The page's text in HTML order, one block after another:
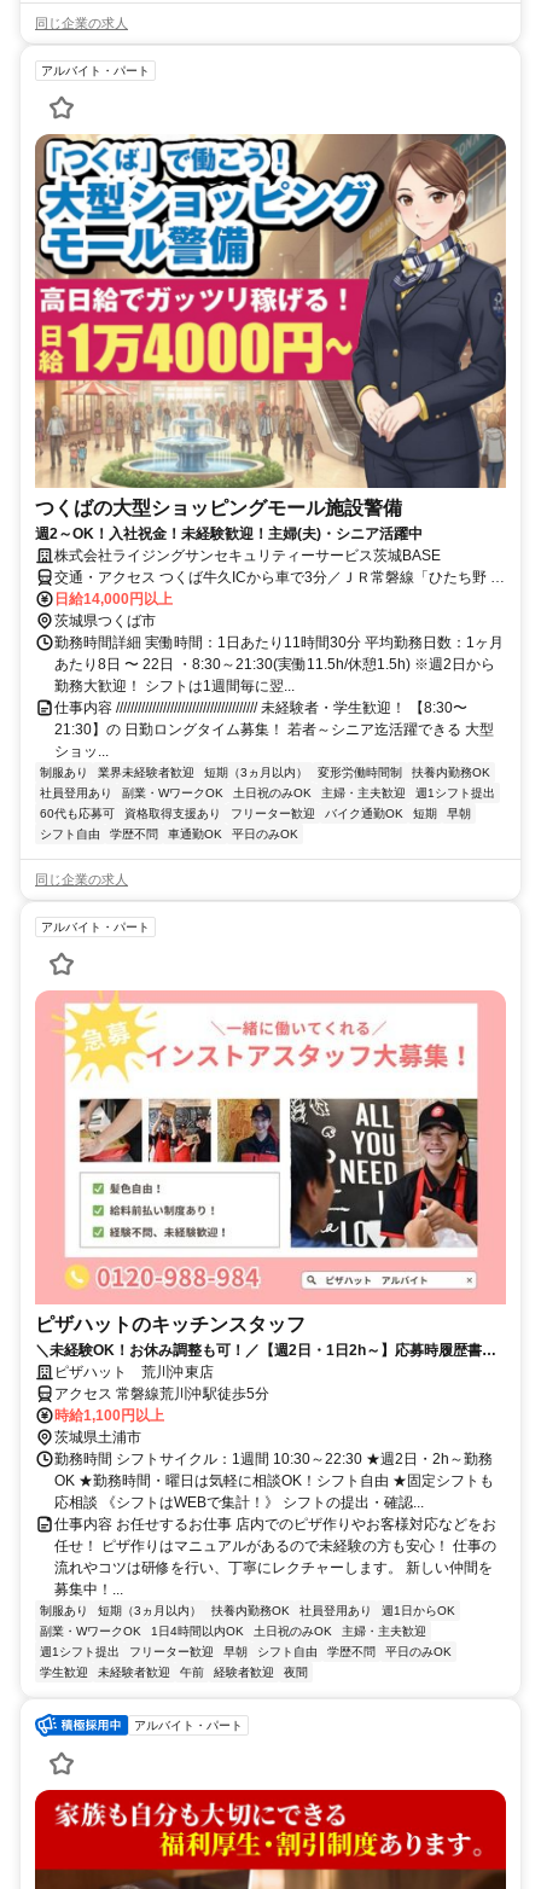
同じ企業の求人
アルバイト・パート
つくばの大型ショッピングモール施設警備
週2～OK！入社祝金！未経験歓迎！主婦(夫)・シニア活躍中
株式会社ライジングサンセキュリティーサービス茨城BASE
交通・アクセス つくば牛久ICから車で3分／ＪＲ常磐線「ひたち野 う
しく駅｣からバスで14分／つくばエクスプレス「つくば駅」下車から
バスで20分（車・バイク通勤OK）
日給14,000円以上
茨城県つくば市
勤務時間詳細 実働時間：1日あたり11時間30分 平均勤務日数：1ヶ月
あたり8日 〜 22日 ・8:30～21:30(実働11.5h/休憩1.5h) ※週2日から
勤務大歓迎！ シフトは1週間毎に翌...
仕事内容 /////////////////////////////////////// 未経験者・学生歓迎！ 【8:30〜
21:30】の 日勤ロングタイム募集！ 若者～シニア迄活躍できる 大型
ショッ...
制服あり 業界未経験者歓迎 短期（3ヵ月以内） 変形労働時間制
扶養内勤務OK
社員登用あり
副業・WワークOK 土日祝のみOK 主婦・主夫歓迎
週1シフト提出
60代も応募可
資格取得支援あり フリーター歓迎 バイク通勤OK 短期
早朝
シフト自由
学歴不問 車通勤OK 平日のみOK
同じ企業の求人
アルバイト・パート
ピザハットのキッチンスタッフ
＼未経験OK！お休み調整も可！／【週2日・1日2h～】応募時履歴書不
要！ピザハット 荒川沖東店
アクセス 常磐線荒川沖駅徒歩5分
時給1,100円以上
茨城県土浦市
勤務時間 シフトサイクル：1週間 10:30～22:30 ★週2日・2h～勤務
OK ★勤務時間・曜日は気軽に相談OK！シフト自由 ★固定シフトも
応相談 《シフトはWEBで集計！》 シフトの提出・確認...
仕事内容 お任せするお仕事 店内でのピザ作りやお客様対応などをお
任せ！ ピザ作りはマニュアルがあるので未経験の方も安心！ 仕事の
流れやコツは研修を行い、丁寧にレクチャーします。 新しい仲間を
募集中！...
制服あり 短期（3ヵ月以内） 扶養内勤務OK 社員登用あり
週1日からOK
副業・WワークOK
1日4時間以内OK 土日祝のみOK
主婦・主夫歓迎
週1シフト提出
フリーター歓迎 早朝 シフト自由 学歴不問
平日のみOK
学生歓迎
未経験者歓迎 午前 経験者歓迎 夜間
アルバイト・パート